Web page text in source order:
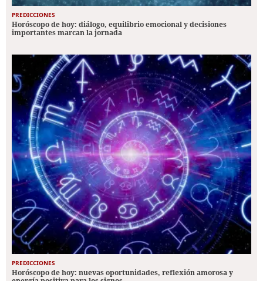
PREDICCIONES
Horóscopo de hoy: diálogo, equilibrio emocional y decisiones
importantes marcan la jornada
PREDICCIONES
Horóscopo de hoy: nuevas oportunidades, reflexión amorosa y